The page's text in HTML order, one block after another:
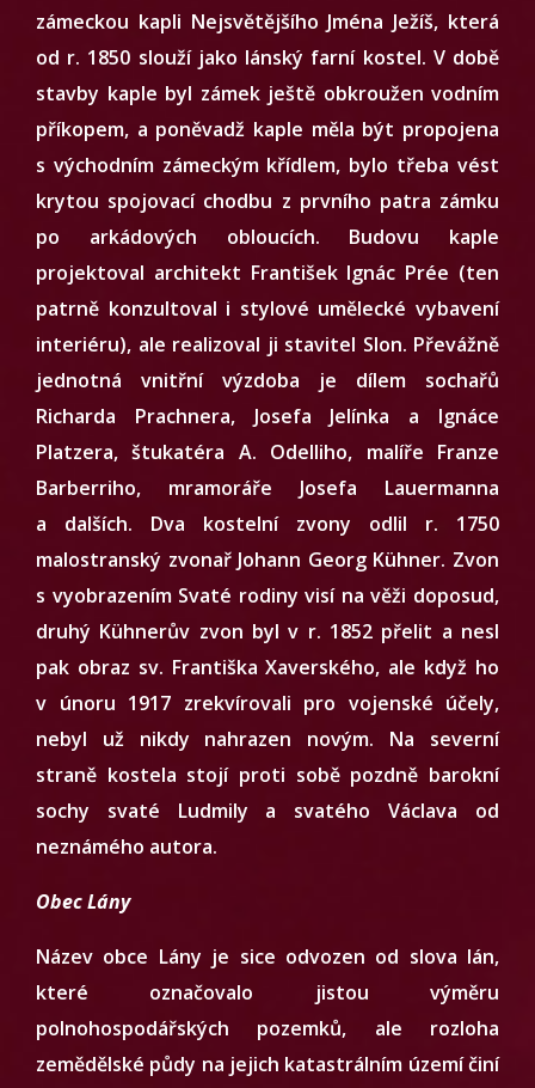
zámeckou kapli Nejsvětějšího Jména Ježíš, která
od r. 1850 slouží jako lánský farní kostel. V době
stavby kaple byl zámek ještě obkroužen vodním
příkopem, a poněvadž kaple měla být propojena
s východním zámeckým křídlem, bylo třeba vést
krytou spojovací chodbu z prvního patra zámku
po arkádových obloucích. Budovu kaple
projektoval architekt František Ignác Prée (ten
patrně konzultoval i stylové umělecké vybavení
interiéru), ale realizoval ji stavitel Slon. Převážně
jednotná vnitřní výzdoba je dílem sochařů
Richarda Prachnera, Josefa Jelínka a Ignáce
Platzera, štukatéra A. Odelliho, malíře Franze
Barberriho, mramoráře Josefa Lauermanna
a dalších. Dva kostelní zvony odlil r. 1750
malostranský zvonař Johann Georg Kühner. Zvon
s vyobrazením Svaté rodiny visí na věži doposud,
druhý Kühnerův zvon byl v r. 1852 přelit a nesl
pak obraz sv. Františka Xaverského, ale když ho
v únoru 1917 zrekvírovali pro vojenské účely,
nebyl už nikdy nahrazen novým. Na severní
straně kostela stojí proti sobě pozdně barokní
sochy svaté Ludmily a svatého Václava od
neznámého autora.
Obec Lány
Název obce Lány je sice odvozen od slova lán,
které označovalo jistou výměru
polnohospodářských pozemků, ale rozloha
zemědělské půdy na jejich katastrálním území činí